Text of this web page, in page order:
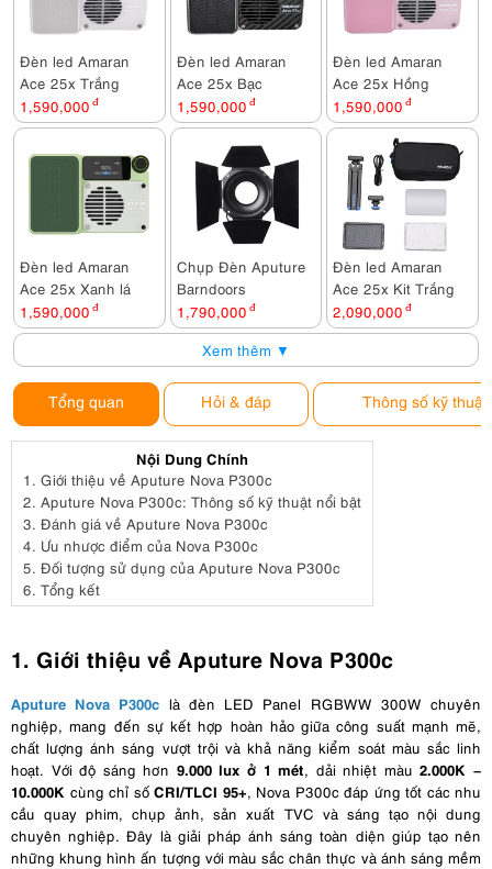
Đèn led Amaran
Ace 25x Trắng
1,590,000 đ
Đèn led Amaran
Ace 25x Bạc
1,590,000 đ
Đèn led Amaran
Ace 25x Hồng
1,590,000 đ
Đèn led Amaran
Ace 25x Xanh lá
1,590,000 đ
Chụp Đèn Aputure
Barndoors
1,790,000 đ
Đèn led Amaran
Ace 25x Kit Trắng
2,090,000 đ
Xem thêm ▼
Tổng quan Hỏi & đáp Thông số kỹ thuật
Nội Dung Chính
1. Giới thiệu về Aputure Nova P300c
2. Aputure Nova P300c: Thông số kỹ thuật nổi bật
3. Đánh giá về Aputure Nova P300c
4. Ưu nhược điểm của Nova P300c
5. Đối tượng sử dụng của Aputure Nova P300c
6. Tổng kết
1. Giới thiệu về Aputure Nova P300c
Aputure Nova P300c là đèn LED Panel RGBWW 300W chuyên
nghiệp, mang đến sự kết hợp hoàn hảo giữa công suất mạnh mẽ,
chất lượng ánh sáng vượt trội và khả năng kiểm soát màu sắc linh
hoạt. Với độ sáng hơn 9.000 lux ở 1 mét, dải nhiệt màu2.000K –
10.000K cùng chỉ số CRI/TLCI 95+, Nova P300c đáp ứng tốt các nhu
cầu quay phim, chụp ảnh, sản xuất TVC và sáng tạo nội dung
chuyên nghiệp. Đây là giải pháp ánh sáng toàn diện giúp tạo nên
những khung hình ấn tượng với màu sắc chân thực và ánh sáng mềm